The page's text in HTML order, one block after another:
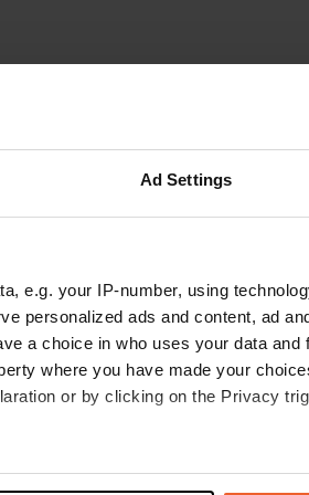
Ad Settings
e.g. your IP-number, using
personalized ads and content, ad
a choice in who uses your data and
where you have made your
or by clicking on the Privacy
which can be accurate to within
er ook nog uitgeweken worden
met verlichting en
direct achter het station
en LIDL op loopafstand
Overdag wat